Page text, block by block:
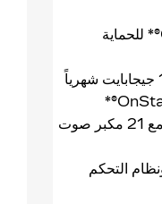
• 3 سنوات من خدمات OnStar®* للحماية
• باقة واي فاي* مجانية بسعة 10 جيجابايت شهرياً
التحكم